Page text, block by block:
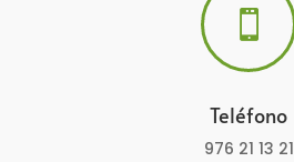

Teléfono
976 21 13 21